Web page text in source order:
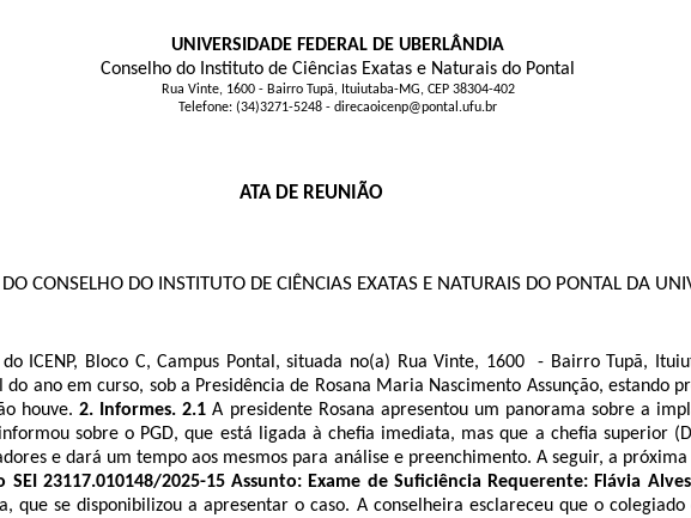
UNIVERSIDADE FEDERAL DE UBERLÂNDIA
Conselho do Instituto de Ciências Exatas e Naturais do Pontal
Rua Vinte, 1600 - Bairro Tupã, Ituiutaba-MG, CEP 38304-402
Telefone: (34)3271-5248 - direcaoicenp@pontal.ufu.br
ATA DE REUNIÃO
CONSELHO DO INSTITUTO DE CIÊNCIAS EXATAS E NATURAIS DO PONTAL DA
ICENP, Bloco C, Campus Pontal, situada no(a) Rua Vinte, 1600 - Bairro Tupã,
ano em curso, sob a Presidência de Rosana Maria Nascimento Assunção, estando
houve.2. Informes. 2.1A presidente Rosana apresentou um panorama sobre a
sobre o PGD, que está ligada à chefia imediata, mas que a chefia superior
e dará um tempo aos mesmos para análise e preenchimento. A seguir, a
23117.010148/2025-15 Assunto: Exame de Suficiência Requerente: Flávia
que se disponibilizou a apresentar o caso. A conselheira esclareceu que o